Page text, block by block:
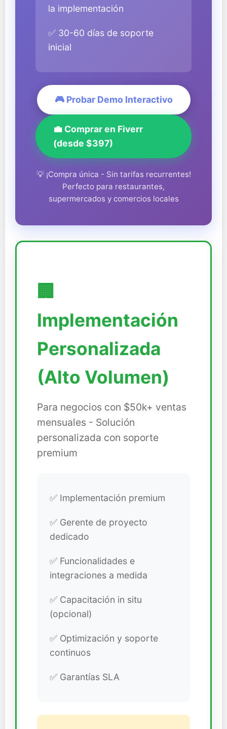
la implementación
✅ 30-60 días de soporte
inicial
🎮 Probar Demo Interactivo
💼 Comprar en Fiverr
(desde $397)
💡 ¡Compra única - Sin tarifas recurrentes!
Perfecto para restaurantes,
supermercados y comercios locales
🏢
Implementación
Personalizada
(Alto Volumen)
Para negocios con $50k+ ventas
mensuales - Solución
personalizada con soporte
premium
✅ Implementación premium
✅ Gerente de proyecto
dedicado
✅ Funcionalidades e
integraciones a medida
✅ Capacitación in situ
(opcional)
✅ Optimización y soporte
continuos
✅ Garantías SLA